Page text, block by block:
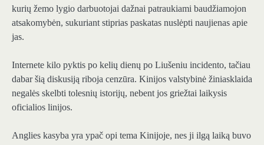
kurių žemo lygio darbuotojai dažnai patraukiami baudžiamojon
atsakomybėn, sukuriant stiprias paskatas nuslėpti naujienas apie
jas.
Internete kilo pyktis po kelių dienų po Liušeniu incidento, tačiau
dabar šią diskusiją riboja cenzūra. Kinijos valstybinė žiniasklaida
negalės skelbti tolesnių istorijų, nebent jos griežtai laikysis
oficialios linijos.
Anglies kasyba yra ypač opi tema Kinijoje, nes ji ilgą laiką buvo